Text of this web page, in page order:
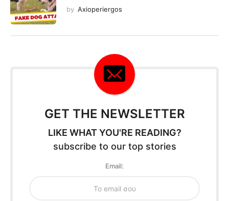
by Axioperiergos
GET THE NEWSLETTER
LIKE WHAT YOU'RE READING?
subscribe to our top stories
Email: